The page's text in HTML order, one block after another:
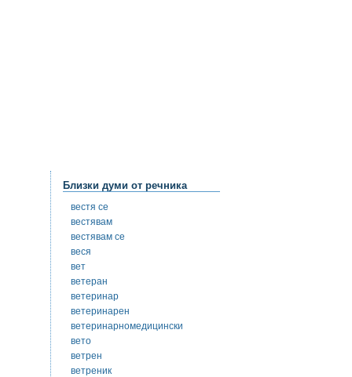
Близки думи от речника
вестя се
вестявам
вестявам се
веся
вет
ветеран
ветеринар
ветеринарен
ветеринарномедицински
вето
ветрен
ветреник